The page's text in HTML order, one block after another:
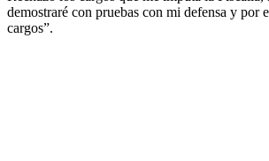
demostraré con pruebas con mi defensa y por
cargos”.